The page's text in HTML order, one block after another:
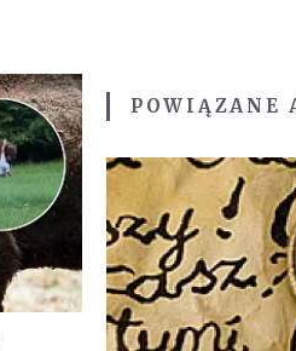
POWIĄZANE